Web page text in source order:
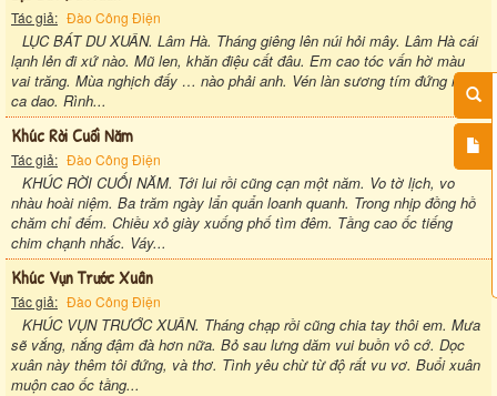
Tác giả: Đào Công Điện
LỤC BÁT DU XUÂN. Lâm Hà. Tháng giêng lên núi hỏi mây. Lâm Hà cái
lạnh lẻn đi xứ nào. Mũ len, khăn điệu cất đâu. Em cao tóc vấn hờ màu
vai trăng. Mùa nghịch đấy … nào phải anh. Vén làn sương tím đứng rình
ca dao. Rình...
Khúc Rời Cuối Năm
Tác giả: Đào Công Điện
KHÚC RỜI CUỐI NĂM. Tới lui rồi cũng cạn một năm. Vo tờ lịch, vo
nhàu hoài niệm. Ba trăm ngày lẩn quẩn loanh quanh. Trong nhịp đồng hồ
chăm chỉ đếm. Chiều xỏ giày xuống phố tìm đêm. Tầng cao ốc tiếng
chim chạnh nhắc. Váy...
Khúc Vụn Trước Xuân
Tác giả: Đào Công Điện
KHÚC VỤN TRƯỚC XUÂN. Tháng chạp rồi cũng chia tay thôi em. Mưa
sẽ vắng, nắng đậm đà hơn nữa. Bỏ sau lưng dăm vui buồn vô cớ. Dọc
xuân này thêm tôi đứng, và thơ. Tình yêu chừ từ độ rất vu vơ. Buổi xuân
muộn cao ốc tầng...